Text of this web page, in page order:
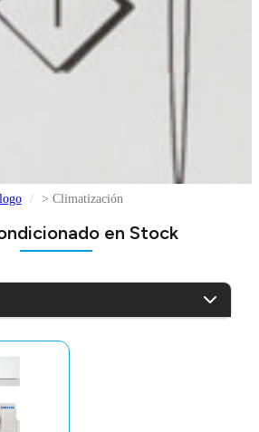
> Climatización
en Stock